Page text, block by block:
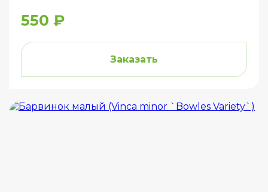
550 ₽
Заказать